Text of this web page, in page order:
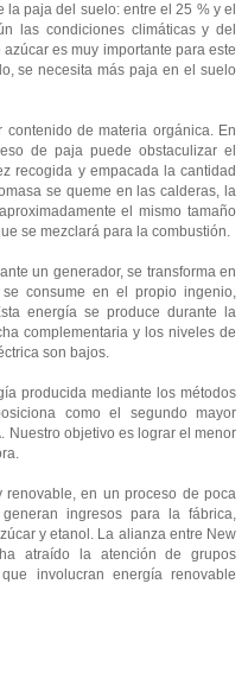
paja del suelo: entre el 25 % y el
las condiciones climáticas y del
es muy importante para este
se necesita más paja en el suelo
de materia orgánica. En
de paja puede obstaculizar el
recogida y empacada la cantidad
se queme en las calderas, la
el mismo tamaño
se mezclará para la combustión.
un generador, se transforma en
consume en el propio ingenio,
energía se produce durante la
complementaria y los niveles de
son bajos.
producida mediante los métodos
como el segundo mayor
Nuestro objetivo es lograr el menor
en un proceso de poca
ingresos para la fábrica,
y etanol. La alianza entre New
atraído la atención de grupos
involucran energía renovable